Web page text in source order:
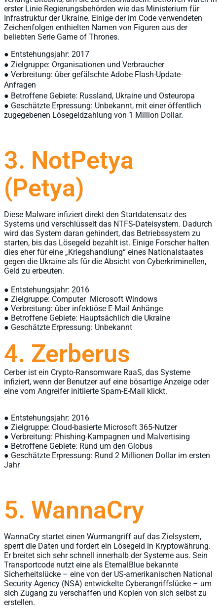
erster Linie Regierungsbehörden wie das Ministerium für
Infrastruktur der Ukraine. Einige der im Code verwendeten
Zeichenfolgen enthielten Namen von Figuren aus der
beliebten Serie Game of Thrones.
● Entstehungsjahr: 2017
● Zielgruppe: Organisationen und Verbraucher
● Verbreitung: über gefälschte Adobe Flash-Update-
Anfragen
● Betroffene Gebiete: Russland, Ukraine und Osteuropa
● Geschätzte Erpressung: Unbekannt, mit einer öffentlich
zugegebenen Lösegeldzahlung von 1 Million Dollar.
3. NotPetya
(Petya)
Diese Malware infiziert direkt den Startdatensatz des
Systems und verschlüsselt das NTFS-Dateisystem. Dadurch
wird das System daran gehindert, das Betriebssystem zu
starten, bis das Lösegeld bezahlt ist. Einige Forscher halten
dies eher für eine „Kriegshandlung“ eines Nationalstaates
gegen die Ukraine als für die Absicht von Cyberkriminellen,
Geld zu erbeuten.
● Entstehungsjahr: 2016
● Zielgruppe: Computer Microsoft Windows
● Verbreitung: über infektiöse E-Mail Anhänge
● Betroffene Gebiete: Hauptsächlich die Ukraine
● Geschätzte Erpressung: Unbekannt
4. Zerberus
Cerber ist ein Crypto-Ransomware RaaS, das Systeme
infiziert, wenn der Benutzer auf eine bösartige Anzeige oder
eine vom Angreifer initiierte Spam-E-Mail klickt.
● Entstehungsjahr: 2016
● Zielgruppe: Cloud-basierte Microsoft 365-Nutzer
● Verbreitung: Phishing-Kampagnen und Malvertising
● Betroffene Gebiete: Rund um den Globus
● Geschätzte Erpressung: Rund 2 Millionen Dollar im ersten
Jahr
5. WannaCry
WannaCry startet einen Wurmangriff auf das Zielsystem,
sperrt die Daten und fordert ein Lösegeld in Kryptowährung.
Er breitet sich sehr schnell innerhalb der Systeme aus. Sein
Transportcode nutzt eine als EternalBlue bekannte
Sicherheitslücke – eine von der US-amerikanischen National
Security Agency (NSA) entwickelte Cyberangriffslücke – um
sich Zugang zu verschaffen und Kopien von sich selbst zu
erstellen.